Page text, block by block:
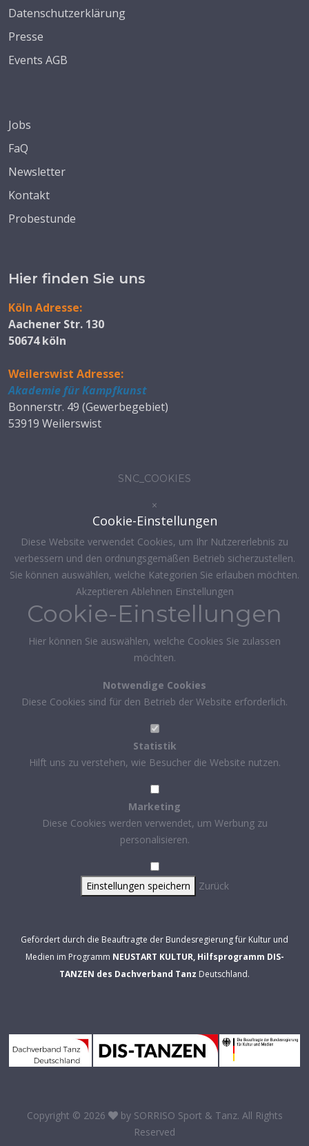
Datenschutzerklärung
Presse
Events AGB
Jobs
FaQ
Newsletter
Kontakt
Probestunde
Hier finden Sie uns
Köln Adresse:
Aachener Str. 130
50674 köln
Weilerswist Adresse:
Akademie für Kampfkunst
Bonnerstr. 49 (Gewerbegebiet)
53919 Weilerswist
SNC_COOKIES
×
Cookie-Einstellungen
Diese Website verwendet Cookies, um Ihr Nutzererlebnis zu
verbessern und den ordnungsgemäßen Betrieb sicherzustellen.
Sie können auswählen, welche Kategorien Sie erlauben möchten.
Akzeptieren Ablehnen Einstellungen
Cookie-Einstellungen
Hier können Sie auswählen, welche Cookies Sie zulassen
möchten.
Notwendige Cookies
Diese Cookies sind für den Betrieb der Website erforderlich.
Statistik
Hilft uns zu verstehen, wie Besucher die Website nutzen.
Marketing
Diese Cookies werden verwendet, um Werbung zu
personalisieren.
Einstellungen speichern Zurück
Gefördert durch die Beauftragte der Bundesregierung für Kultur und
Medien im Programm NEUSTART KULTUR, Hilfsprogramm DIS-
TANZEN des Dachverband Tanz Deutschland.
Copyright © 2026 by SORRISO Sport & Tanz. All Rights
Reserved